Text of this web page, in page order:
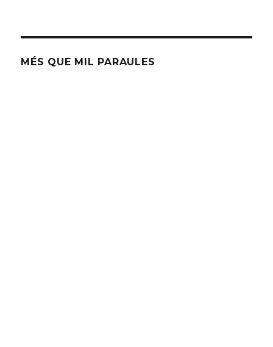
MÉS QUE MIL PARAULES